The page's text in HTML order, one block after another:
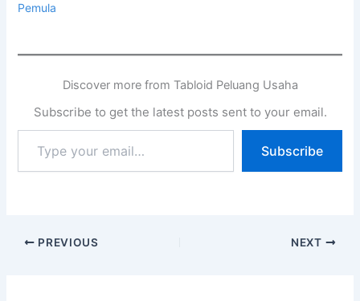
Pemula
Discover more from Tabloid Peluang Usaha
Subscribe to get the latest posts sent to your email.
Subscribe
PREVIOUS NEXT